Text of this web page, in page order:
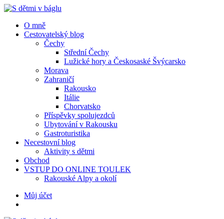
Menu
Menu
O mně
Cestovatelský blog
Čechy
Střední Čechy
Lužické hory a Českosaské Švýcarsko
Morava
Zahraničí
Rakousko
Itálie
Chorvatsko
Příspěvky spolujezdců
Ubytování v Rakousku
Gastroturistika
Necestovní blog
Aktivity s dětmi
Obchod
VSTUP DO ONLINE TOULEK
Rakouské Alpy a okolí
HledatMůj účet